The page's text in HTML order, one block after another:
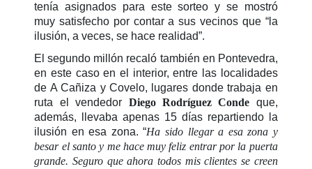
tenía asignados para este sorteo y se mostró
muy satisfecho por contar a sus vecinos que “la
ilusión, a veces, se hace realidad”.
El segundo millón recaló también en Pontevedra,
en este caso en el interior, entre las localidades
de A Cañiza y Covelo, lugares donde trabaja en
ruta el vendedor Diego Rodríguez Conde que,
además, llevaba apenas 15 días repartiendo la
ilusión en esa zona. “Ha sido llegar a esa zona y
besar el santo y me hace muy feliz entrar por la puerta
grande. Seguro que ahora todos mis clientes se creen